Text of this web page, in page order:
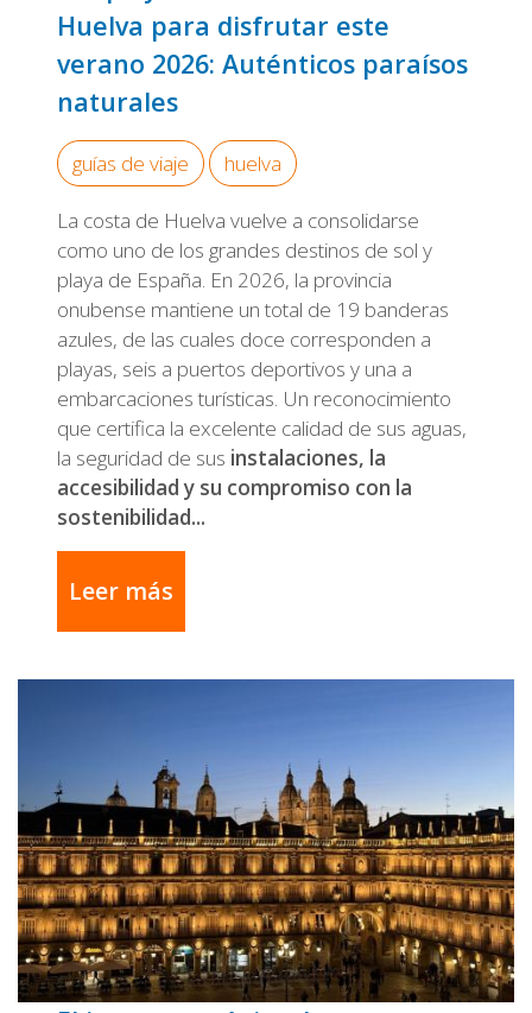
Huelva para disfrutar este
verano 2026: Auténticos paraísos
naturales
guías de viaje huelva
La costa de Huelva vuelve a consolidarse
como uno de los grandes destinos de sol y
playa de España. En 2026, la provincia
onubense mantiene un total de 19 banderas
azules, de las cuales doce corresponden a
playas, seis a puertos deportivos y una a
embarcaciones turísticas. Un reconocimiento
que certifica la excelente calidad de sus aguas,
la seguridad de sus instalaciones, la
accesibilidad y su compromiso con la
sostenibilidad...
Leer más